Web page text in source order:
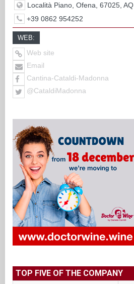
Località Piano, Ofena, 67025, AQ
+39 0862 954252
WEB:
Web site
Email
Cantina-Cataldi-Madonna
@CataldiMadonna
TOP FIVE OF THE COMPANY